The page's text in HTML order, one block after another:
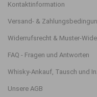
Kontaktinformation
Versand- &
Widerrufsrecht & Muster-
FAQ - Fragen und Antworten
Whisky-Ankauf, Tausch und
Unsere AGB